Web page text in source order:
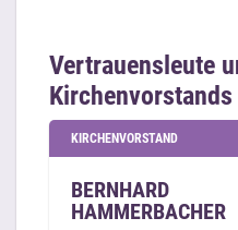
Vertrauensleute
Kirchenvorstands
KIRCHENVORSTAND
BERNHARD
HAMMERBACHER